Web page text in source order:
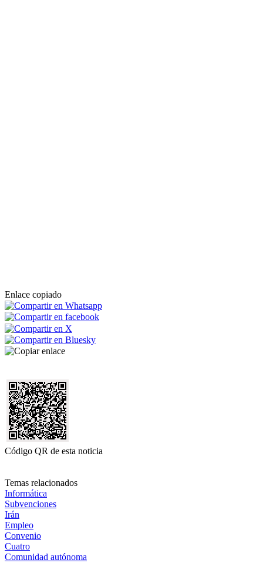
Enlace copiado
Código QR de esta noticia
Temas relacionados
Informática
Subvenciones
Irán
Empleo
Convenio
Cuatro
Comunidad autónoma